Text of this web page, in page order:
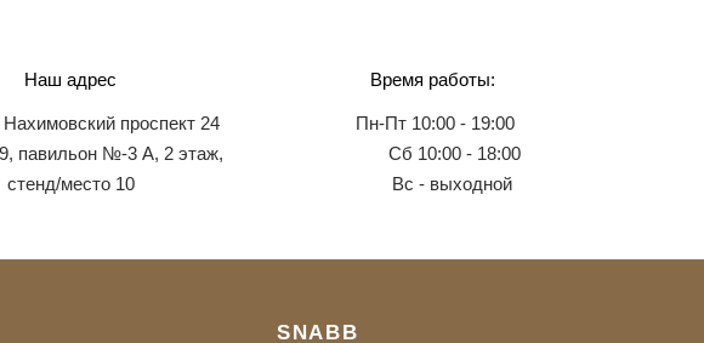
Наш адрес
Нахимовский проспект 24
павильон №-3 А, 2 этаж,
стенд/место 10
Время работы:
Пн-Пт 10:00 - 19:00
Сб 10:00 - 18:00
Вс - выходной
SNABB